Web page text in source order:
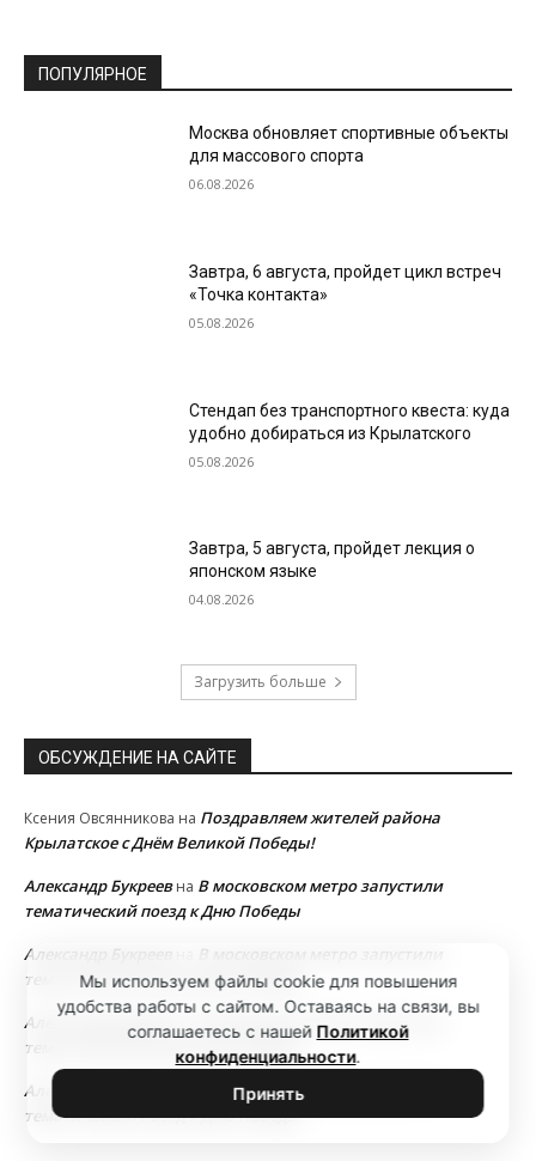
ПОПУЛЯРНОЕ
Москва обновляет спортивные объекты
для массового спорта
06.08.2026
Завтра, 6 августа, пройдет цикл встреч
«Точка контакта»
05.08.2026
Стендап без транспортного квеста: куда
удобно добираться из Крылатского
05.08.2026
Завтра, 5 августа, пройдет лекция о
японском языке
04.08.2026
Загрузить больше
ОБСУЖДЕНИЕ НА САЙТЕ
Ксения Овсянникова на Поздравляем жителей района
Крылатское с Днём Великой Победы!
Александр Букреевна В московском метро запустили
тематический поезд к Дню Победы
Александр Букреев
В московском метро запустили
тематический поезд к Дню Победы
Александр Букреев
В московском метро запустили
тематический поезд к Дню Победы
Александр Букреев
В московском метро запустили
тематический поезд к Дню Победы
Мы используем файлы cookie для повышения
удобства работы с сайтом. Оставаясь на связи, вы
соглашаетесь с нашей Политикой
конфиденциальности.
Принять